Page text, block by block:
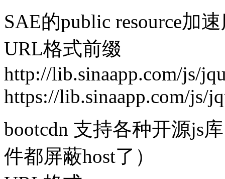
SAE的public resource加
URL格式前缀
http://lib.sinaapp.com/js/
https://lib.sinaapp.com/js/
bootcdn 支持各种开源js
件都屏蔽host了）